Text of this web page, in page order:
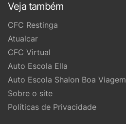
Veja também
CFC Restinga
Atualcar
CFC Virtual
Auto Escola Ella
Auto Escola Shalon Boa Viagem
Sobre o site
Políticas de Privacidade